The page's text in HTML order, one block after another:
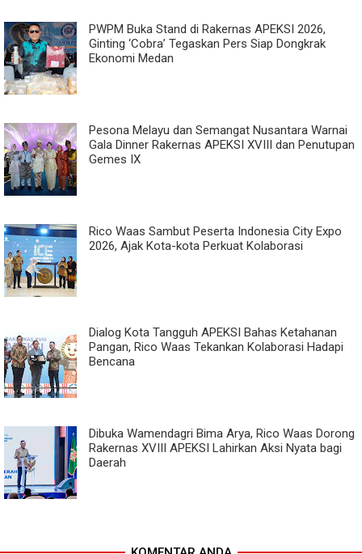
PWPM Buka Stand di Rakernas APEKSI 2026,
Ginting ‘Cobra’ Tegaskan Pers Siap Dongkrak
Ekonomi Medan
Pesona Melayu dan Semangat Nusantara Warnai
Gala Dinner Rakernas APEKSI XVIII dan Penutupan
Gemes IX
Rico Waas Sambut Peserta Indonesia City Expo
2026, Ajak Kota-kota Perkuat Kolaborasi
Dialog Kota Tangguh APEKSI Bahas Ketahanan
Pangan, Rico Waas Tekankan Kolaborasi Hadapi
Bencana
Dibuka Wamendagri Bima Arya, Rico Waas Dorong
Rakernas XVIII APEKSI Lahirkan Aksi Nyata bagi
Daerah